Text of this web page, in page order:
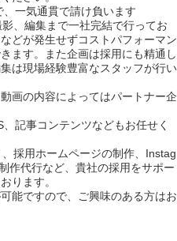
一気通貫で請け負います
、編集まで一社完結で行ってお
どが発生せずコストパフォーマン
ます。また企画は採用にも精通し
は現場経験豊富なスタッフが行い
画の内容によってはパートナー企
記事コンテンツなどもお任せく
採用ホームページの制作、Instag
作代行など、貴社の採用をサポー
ります。
能ですので、ご興味のある方はお